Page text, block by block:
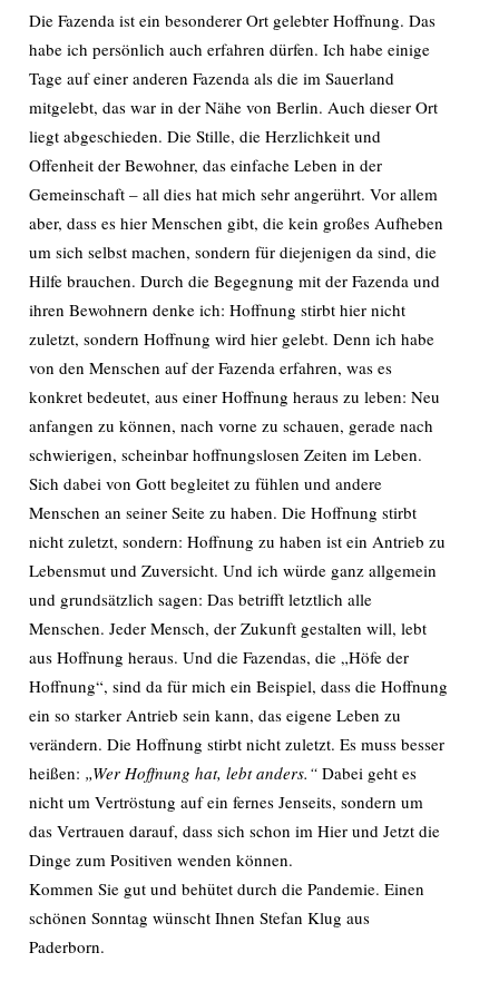
Die Fazenda ist ein besonderer Ort gelebter Hoffnung. Das
habe ich persönlich auch erfahren dürfen. Ich habe einige
Tage auf einer anderen Fazenda als die im Sauerland
mitgelebt, das war in der Nähe von Berlin. Auch dieser Ort
liegt abgeschieden. Die Stille, die Herzlichkeit und
Offenheit der Bewohner, das einfache Leben in der
Gemeinschaft – all dies hat mich sehr angerührt. Vor allem
aber, dass es hier Menschen gibt, die kein großes Aufheben
um sich selbst machen, sondern für diejenigen da sind, die
Hilfe brauchen. Durch die Begegnung mit der Fazenda und
ihren Bewohnern denke ich: Hoffnung stirbt hier nicht
zuletzt, sondern Hoffnung wird hier gelebt. Denn ich habe
von den Menschen auf der Fazenda erfahren, was es
konkret bedeutet, aus einer Hoffnung heraus zu leben: Neu
anfangen zu können, nach vorne zu schauen, gerade nach
schwierigen, scheinbar hoffnungslosen Zeiten im Leben.
Sich dabei von Gott begleitet zu fühlen und andere
Menschen an seiner Seite zu haben. Die Hoffnung stirbt
nicht zuletzt, sondern: Hoffnung zu haben ist ein Antrieb zu
Lebensmut und Zuversicht. Und ich würde ganz allgemein
und grundsätzlich sagen: Das betrifft letztlich alle
Menschen. Jeder Mensch, der Zukunft gestalten will, lebt
aus Hoffnung heraus. Und die Fazendas, die „Höfe der
Hoffnung“, sind da für mich ein Beispiel, dass die Hoffnung
ein so starker Antrieb sein kann, das eigene Leben zu
verändern. Die Hoffnung stirbt nicht zuletzt. Es muss besser
heißen: „Wer Hoffnung hat, lebt anders.“ Dabei geht es
nicht um Vertröstung auf ein fernes Jenseits, sondern um
das Vertrauen darauf, dass sich schon im Hier und Jetzt die
Dinge zum Positiven wenden können.
Kommen Sie gut und behütet durch die Pandemie. Einen
schönen Sonntag wünscht Ihnen Stefan Klug aus
Paderborn.